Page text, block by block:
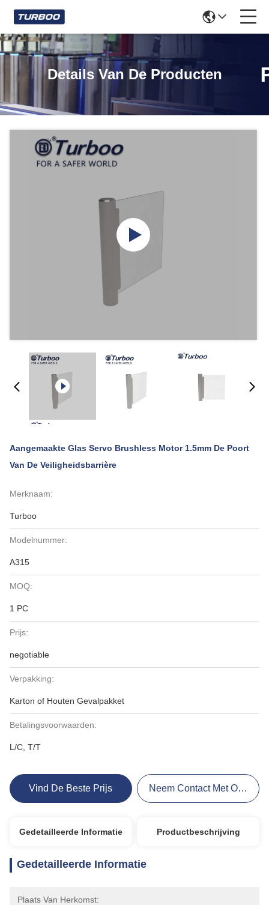
Details Van De Producten
Aangemaakte Glas Servo Brushless Motor 1.5mm De Poort
Van De Veiligheidsbarrière
Merknaam:
Turboo
Modelnummer:
A315
MOQ:
1 PC
Prijs:
negotiable
Verpakking:
Karton of Houten Gevalpakket
Betalingsvoorwaarden:
L/C, T/T
Vind De Beste Prijs Neem Contact Met Ons Op
Gedetailleerde Informatie Productbeschrijving
Gedetailleerde Informatie
Plaats Van Herkomst: